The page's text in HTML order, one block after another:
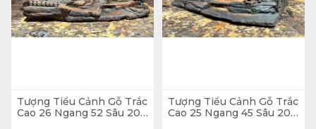
Tượng Tiểu Cảnh Gỗ Trắc
Cao 26 Ngang 52 Sâu 20
Tượng Tiểu Cảnh Gỗ Trắc
Cao 25 Ngang 45 Sâu 20